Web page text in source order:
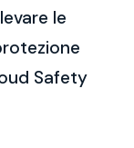
le
Safety